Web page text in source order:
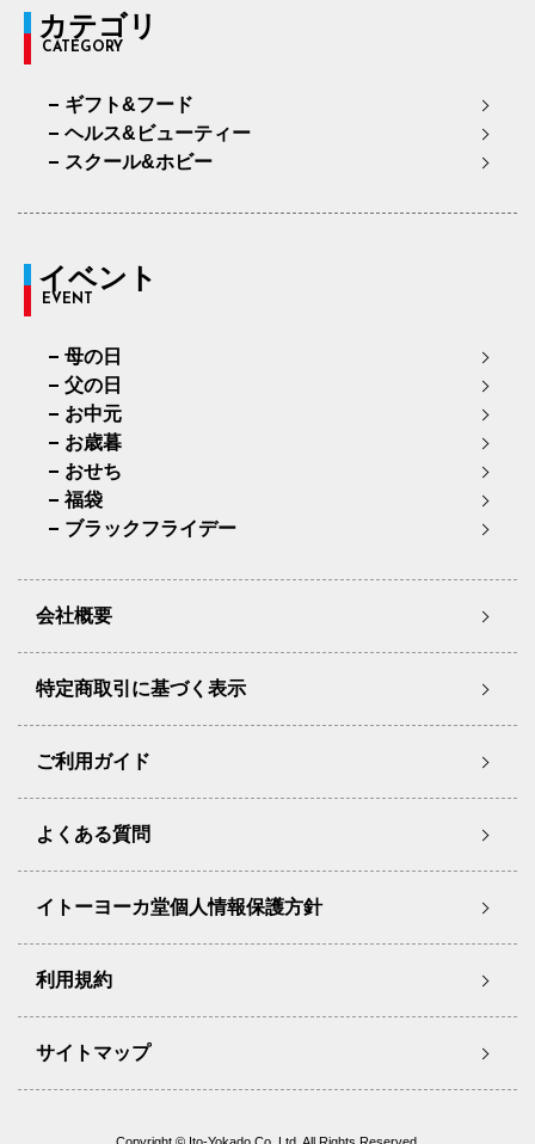
カテゴリ
CATEGORY
ギフト&フード
ヘルス&ビューティー
スクール&ホビー
イベント
EVENT
母の日
父の日
お中元
お歳暮
おせち
福袋
ブラックフライデー
会社概要
特定商取引に基づく表示
ご利用ガイド
よくある質問
イトーヨーカ堂個人情報保護方針
利用規約
サイトマップ